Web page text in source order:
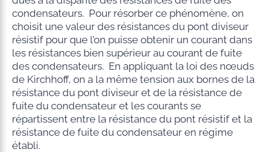
condensateurs. Pour résorber ce phénomène, on
choisit une valeur des résistances du pont diviseur
résistif pour que l’on puisse obtenir un courant dans
les résistances bien supérieur au courant de fuite
des condensateurs. En appliquant la loi des nœuds
de Kirchhoff, on a la même tension aux bornes de la
résistance du pont diviseur et de la résistance de
fuite du condensateur et les courants se
répartissent entre la résistance du pont résistif et la
résistance de fuite du condensateur en régime
établi.